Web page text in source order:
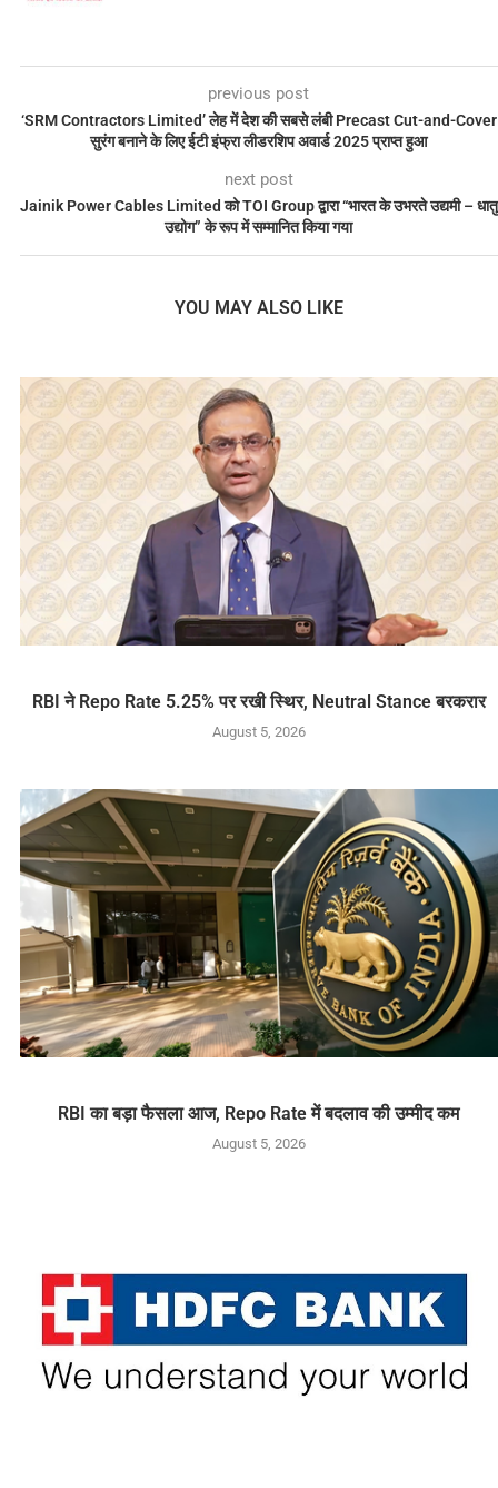
previous post
‘SRM Contractors Limited’ लेह में देश की सबसे लंबी Precast Cut-and-Cover
सुरंग बनाने के लिए ईटी इंफ्रा लीडरशिप अवार्ड 2025 प्राप्त हुआ
next post
Jainik Power Cables Limited को TOI Group द्वारा “भारत के उभरते उद्यमी – धातु
उद्योग” के रूप में सम्मानित किया गया
YOU MAY ALSO LIKE
RBI ने Repo Rate 5.25% पर रखी स्थिर, Neutral Stance बरकरार
August 5, 2026
RBI का बड़ा फैसला आज, Repo Rate में बदलाव की उम्मीद कम
August 5, 2026